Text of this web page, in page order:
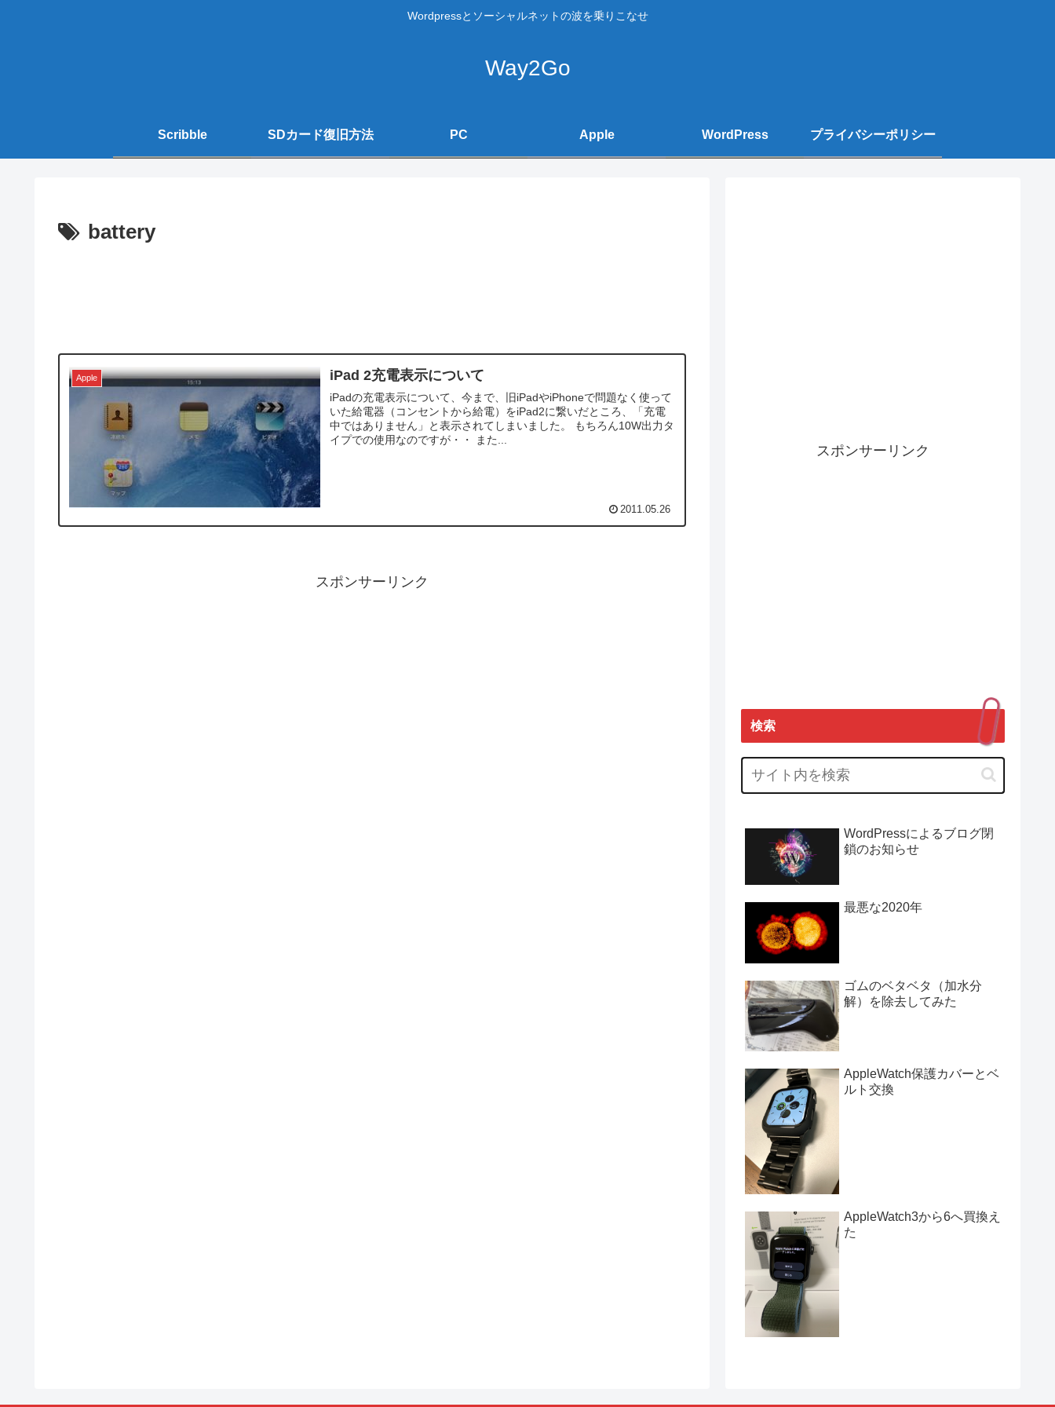
Wordpressとソーシャルネットの波を乗りこなせ
Way2Go
Scribble SDカード復旧方法 PC Apple WordPress プライバシーポリシー
battery
Apple iPad 2充電表示について
iPadの充電表示について、今まで、旧iPadやiPhoneで問題なく使って
いた給電器（コンセントから給電）をiPad2に繋いだところ、「充電
中ではありません」と表示されてしまいました。 もちろん10W出力タ
イプでの使用なのですが・・ また...
2011.05.26
スポンサーリンク
スポンサーリンク
検索
WordPressによるブログ閉
鎖のお知らせ
最悪な2020年
ゴムのベタベタ（加水分
解）を除去してみた
AppleWatch保護カバーとベ
ルト交換
AppleWatch3から6へ買換え
た